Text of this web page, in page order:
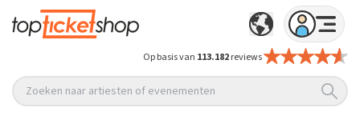
Op basis van 113.182reviews
Zoeken naar artiesten of evenementen